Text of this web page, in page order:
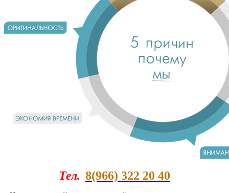
Тел. 8(966) 322 20 40